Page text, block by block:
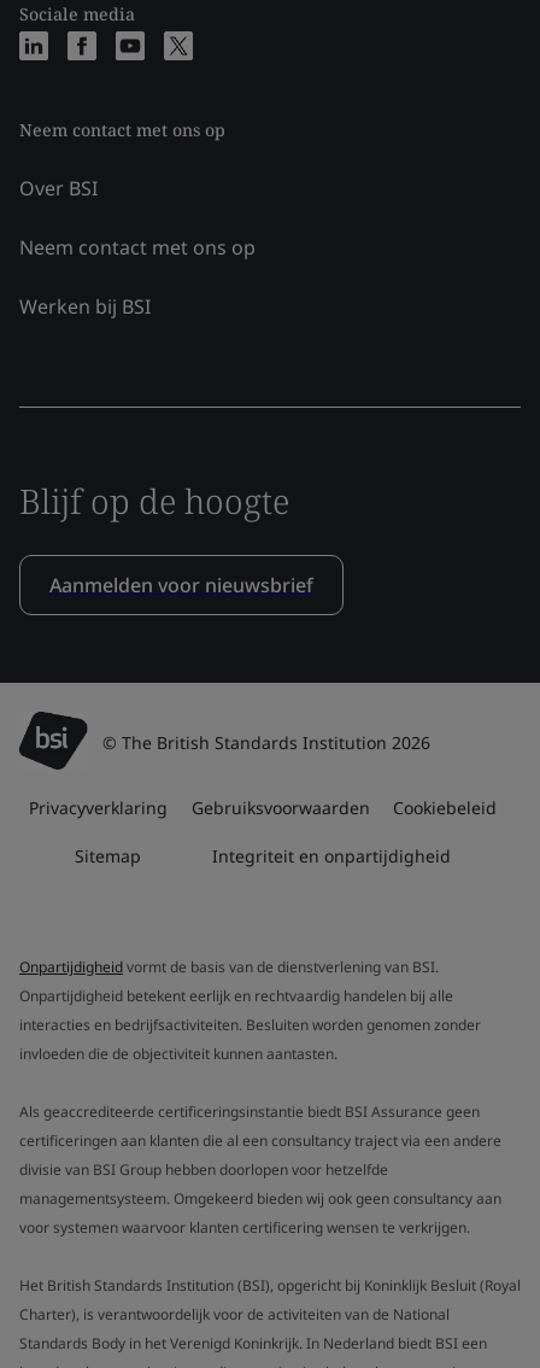
Sociale media
Neem contact met ons op
Over BSI
Neem contact met ons op
Werken bij BSI
Blijf op de hoogte
Aanmelden voor nieuwsbrief
© The British Standards Institution 2026
Privacyverklaring Gebruiksvoorwaarden Cookiebeleid
Sitemap Integriteit en onpartijdigheid
Onpartijdigheidvormt de basis van de dienstverlening van BSI.
Onpartijdigheid betekent eerlijk en rechtvaardig handelen bij alle
interacties en bedrijfsactiviteiten. Besluiten worden genomen zonder
invloeden die de objectiviteit kunnen aantasten.
Als geaccrediteerde certificeringsinstantie biedt BSI Assurance geen
certificeringen aan klanten die al een consultancy traject via een andere
divisie van BSI Group hebben doorlopen voor hetzelfde
managementsysteem. Omgekeerd bieden wij ook geen consultancy aan
voor systemen waarvoor klanten certificering wensen te verkrijgen.
Het British Standards Institution (BSI), opgericht bij Koninklijk Besluit (Royal
Charter), is verantwoordelijk voor de activiteiten van de National
Standards Body in het Verenigd Koninkrijk. In Nederland biedt BSI een